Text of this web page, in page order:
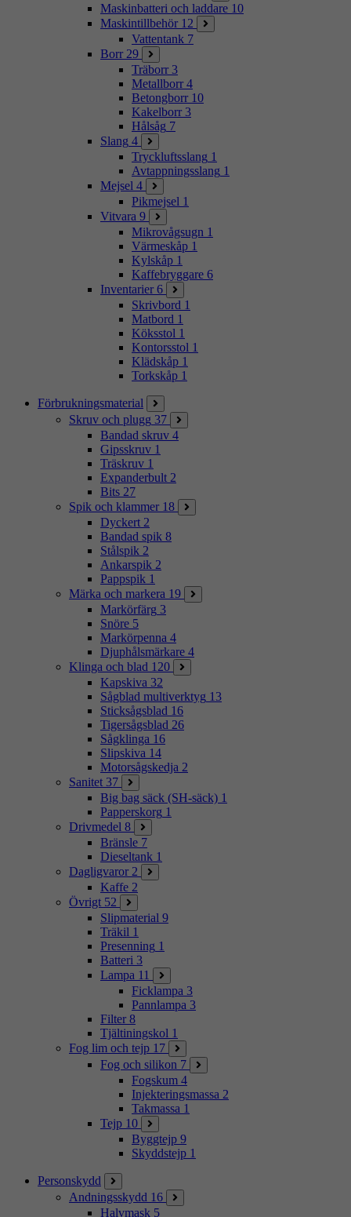
Maskinbatteri och laddare 10
Maskintillbehör 12
Vattentank 7
Borr 29
Träborr 3
Metallborr 4
Betongborr 10
Kakelborr 3
Hålsåg 7
Slang 4
Tryckluftsslang 1
Avtappningsslang 1
Mejsel 4
Pikmejsel 1
Vitvara 9
Mikrovågsugn 1
Värmeskåp 1
Kylskåp 1
Kaffebryggare 6
Inventarier 6
Skrivbord 1
Matbord 1
Köksstol 1
Kontorsstol 1
Klädskåp 1
Torkskåp 1
Förbrukningsmaterial
Skruv och plugg 37
Bandad skruv 4
Gipsskruv 1
Träskruv 1
Expanderbult 2
Bits 27
Spik och klammer 18
Dyckert 2
Bandad spik 8
Stålspik 2
Ankarspik 2
Pappspik 1
Märka och markera 19
Markörfärg 3
Snöre 5
Markörpenna 4
Djuphålsmärkare 4
Klinga och blad 120
Kapskiva 32
Sågblad multiverktyg 13
Sticksågsblad 16
Tigersågsblad 26
Sågklinga 16
Slipskiva 14
Motorsågskedja 2
Sanitet 37
Big bag säck (SH-säck) 1
Papperskorg 1
Drivmedel 8
Bränsle 7
Dieseltank 1
Dagligvaror 2
Kaffe 2
Övrigt 52
Slipmaterial 9
Träkil 1
Presenning 1
Batteri 3
Lampa 11
Ficklampa 3
Pannlampa 3
Filter 8
Tjältiningskol 1
Fog lim och tejp 17
Fog och silikon 7
Fogskum 4
Injekteringsmassa 2
Takmassa 1
Tejp 10
Byggtejp 9
Skyddstejp 1
Personskydd
Andningsskydd 16
Halvmask 5